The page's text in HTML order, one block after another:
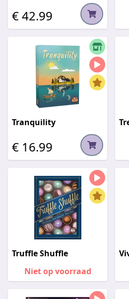
€ 42.99
Tranquility
€ 16.99
Truffle Shuffle
Niet op voorraad